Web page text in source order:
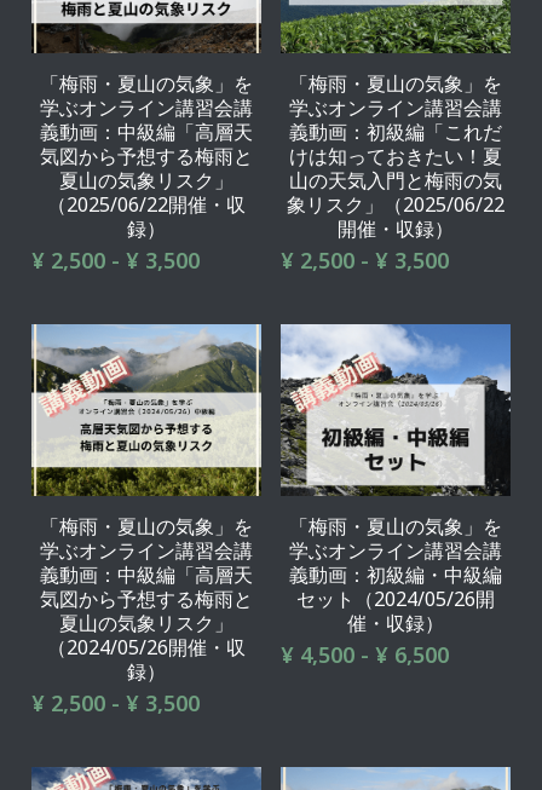
「梅雨・夏山の気象」を
学ぶオンライン講習会講
義動画：中級編「高層天
気図から予想する梅雨と
夏山の気象リスク」
（2025/06/22開催・収
録）
¥ 2,500 - ¥ 3,500
「梅雨・夏山の気象」を
学ぶオンライン講習会講
義動画：初級編「これだ
けは知っておきたい！夏
山の天気入門と梅雨の気
象リスク」（2025/06/22
開催・収録）
¥ 2,500 - ¥ 3,500
「梅雨・夏山の気象」を
学ぶオンライン講習会講
義動画：中級編「高層天
気図から予想する梅雨と
夏山の気象リスク」
（2024/05/26開催・収
録）
¥ 2,500 - ¥ 3,500
「梅雨・夏山の気象」を
学ぶオンライン講習会講
義動画：初級編・中級編
セット（2024/05/26開
催・収録）
¥ 4,500 - ¥ 6,500